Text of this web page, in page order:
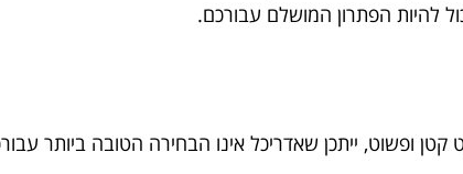
להיות הפתרון המושלם עבורכם.
ופשוט, ייתכן שאדריכל אינו הבחירה הטובה ביותר